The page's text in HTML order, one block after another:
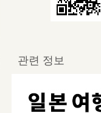
관련 정보